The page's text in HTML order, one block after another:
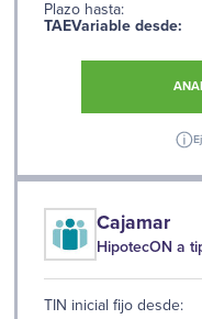
Plazo hasta:
TAEVariable desde:
Cajamar
HipotecON a
TIN inicial fijo desde: